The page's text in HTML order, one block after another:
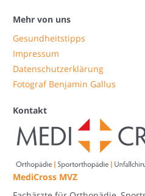
Mehr von uns
Gesundheitstipps
Impressum
Datenschutzerklärung
Fotograf Benjamin Gallus
Kontakt
MediCross MVZ